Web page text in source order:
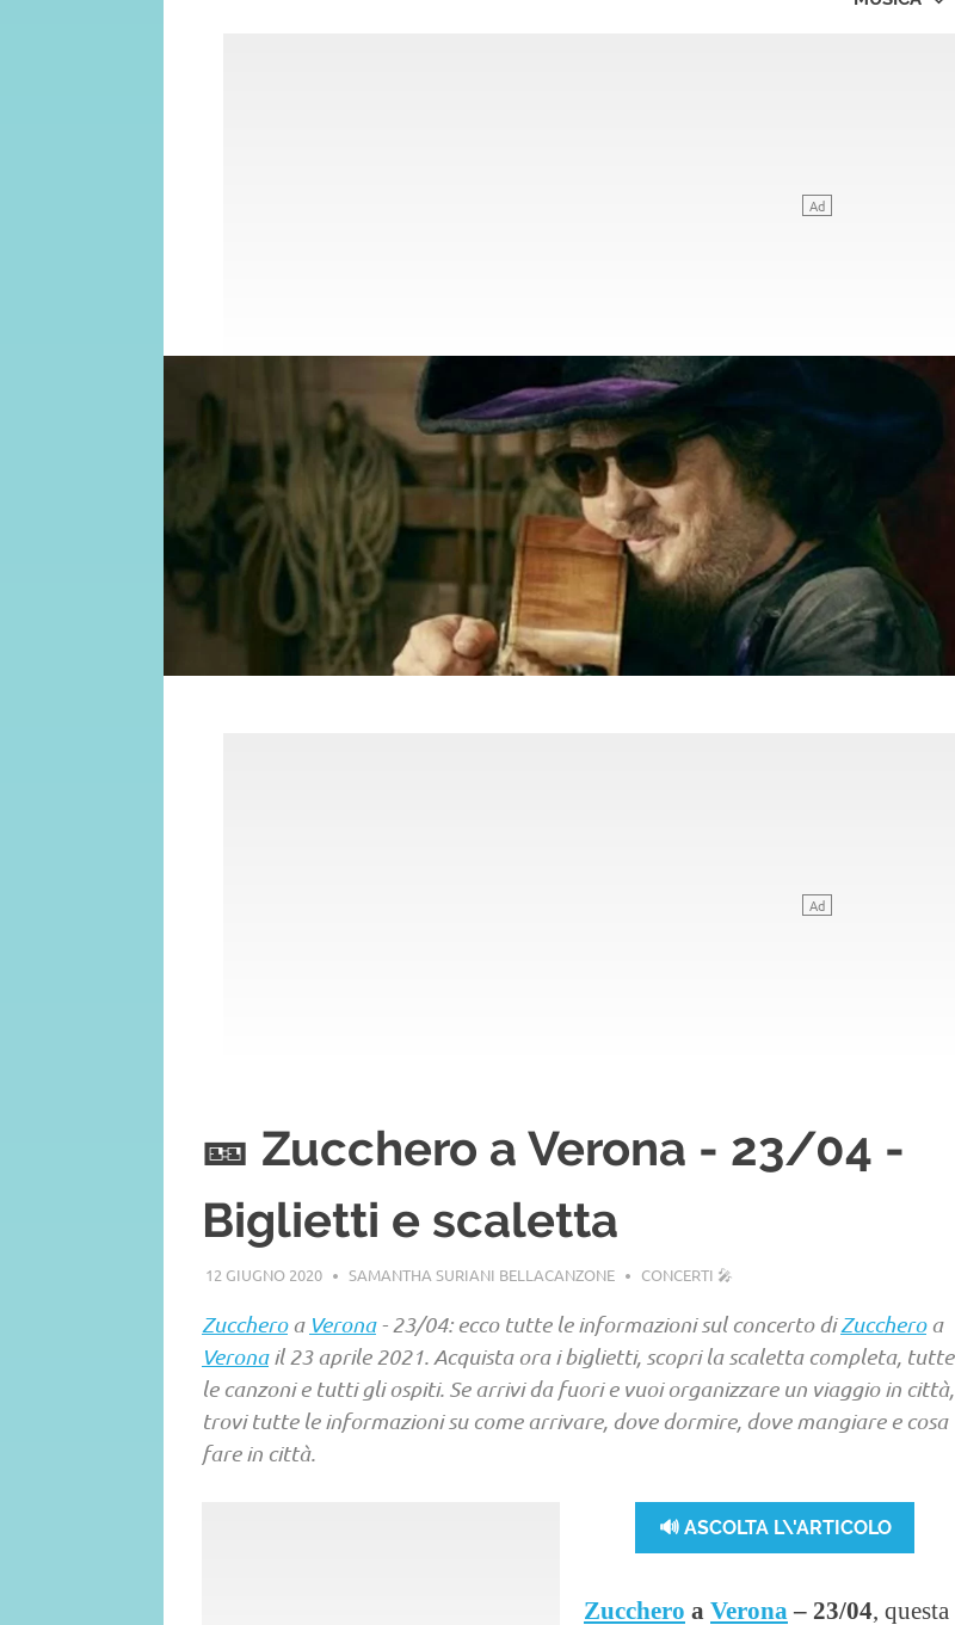
🎫 Zucchero a Verona - 23/04 -
Biglietti e scaletta
12 GIUGNO 2020 SAMANTHA SURIANI BELLACANZONE CONCERTI 🎤
Zuccheroa Verona- 23/04: ecco tutte le informazioni sul concerto diZuccheroa
Veronail 23 aprile 2021. Acquista ora i biglietti, scopri la scaletta completa, tutte
le canzoni e tutti gli ospiti. Se arrivi da fuori e vuoi organizzare un viaggio in città,
trovi tutte le informazioni su come arrivare, dove dormire, dove mangiare e cosa
fare in città.
🔊 ASCOLTA L\'ARTICOLO
Zucchero a Verona – 23/04 , questa